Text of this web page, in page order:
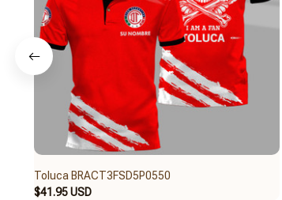
Toluca BRACT3FSD5P0550
$41.95 USD